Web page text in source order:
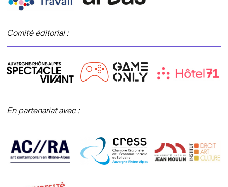
Comité éditorial :
En partenariat avec :